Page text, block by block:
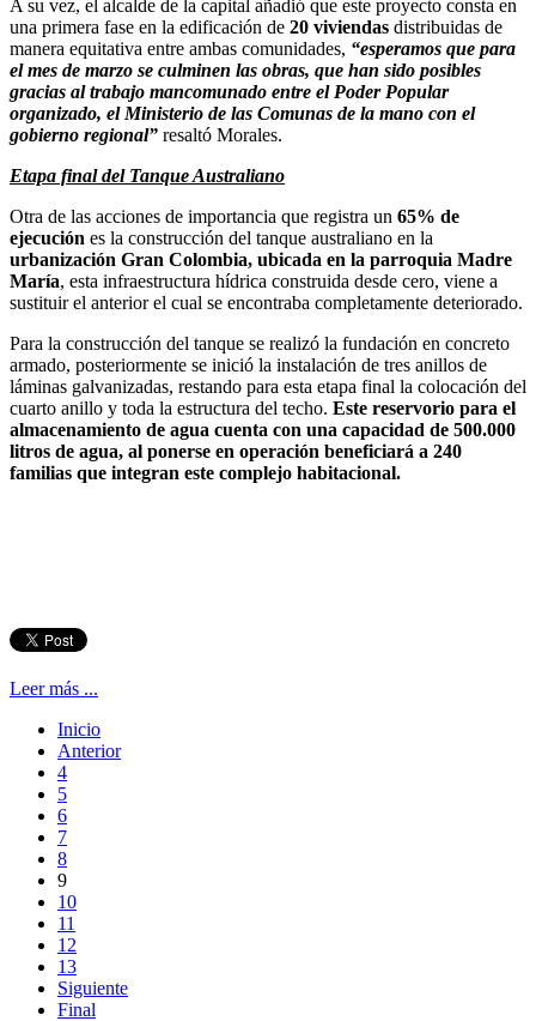
A su vez, el alcalde de la capital añadió que este proyecto consta en
una primera fase en la edificación de 20 viviendas distribuidas de
manera equitativa entre ambas comunidades, “esperamos que para
el mes de marzo se culminen las obras, que han sido posibles
gracias al trabajo mancomunado entre el Poder Popular
organizado, el Ministerio de las Comunas de la mano con el
gobierno regional” resaltó Morales.
Etapa final del Tanque Australiano
Otra de las acciones de importancia que registra un 65% de
ejecución es la construcción del tanque australiano en la
urbanización Gran Colombia, ubicada en la parroquia Madre
María, esta infraestructura hídrica construida desde cero, viene a
sustituir el anterior el cual se encontraba completamente deteriorado.
Para la construcción del tanque se realizó la fundación en concreto
armado, posteriormente se inició la instalación de tres anillos de
láminas galvanizadas, restando para esta etapa final la colocación del
cuarto anillo y toda la estructura del techo. Este reservorio para el
almacenamiento de agua cuenta con una capacidad de 500.000
litros de agua, al ponerse en operación beneficiará a 240
familias que integran este complejo habitacional.
Leer más ...
Inicio
Anterior
4
5
6
7
8
9
10
11
12
13
Siguiente
Final